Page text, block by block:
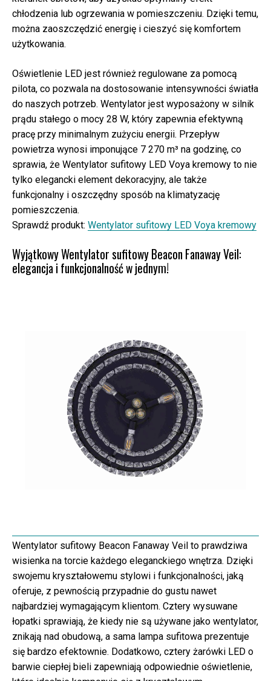
chłodzenia lub ogrzewania w pomieszczeniu. Dzięki temu,
można zaoszczędzić energię i cieszyć się komfortem
użytkowania.
Oświetlenie LED jest również regulowane za pomocą
pilota, co pozwala na dostosowanie intensywności światła
do naszych potrzeb. Wentylator jest wyposażony w silnik
prądu stałego o mocy 28 W, który zapewnia efektywną
pracę przy minimalnym zużyciu energii. Przepływ
powietrza wynosi imponujące 7 270 m³ na godzinę, co
sprawia, że Wentylator sufitowy LED Voya kremowy to nie
tylko elegancki element dekoracyjny, ale także
funkcjonalny i oszczędny sposób na klimatyzację
pomieszczenia.
Sprawdź produkt: Wentylator sufitowy LED Voya kremowy
Wyjątkowy Wentylator sufitowy Beacon Fanaway Veil:
elegancja i funkcjonalność w jednym!
Wentylator sufitowy Beacon Fanaway Veil to prawdziwa
wisienka na torcie każdego eleganckiego wnętrza. Dzięki
swojemu kryształowemu stylowi i funkcjonalności, jaką
oferuje, z pewnością przypadnie do gustu nawet
najbardziej wymagającym klientom. Cztery wysuwane
łopatki sprawiają, że kiedy nie są używane jako wentylator,
znikają nad obudową, a sama lampa sufitowa prezentuje
się bardzo efektownie. Dodatkowo, cztery żarówki LED o
barwie ciepłej bieli zapewniają odpowiednie oświetlenie,